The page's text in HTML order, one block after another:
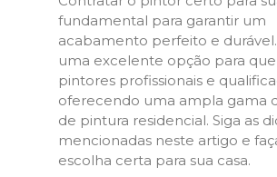
fundamental para garantir um
acabamento perfeito e durável.
uma excelente opção para
pintores profissionais e
oferecendo uma ampla gama
de pintura residencial. Siga as
mencionadas neste artigo e
escolha certa para sua casa.